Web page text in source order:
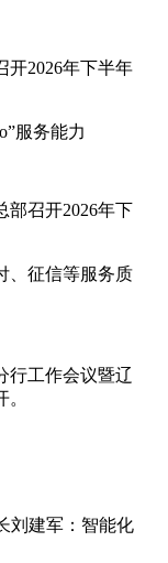
开2026年下半年
服务能力
部召开2026年下
、征信等服务质
行工作会议暨辽
刘建军：智能化